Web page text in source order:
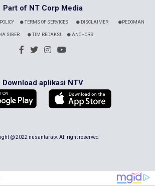
Part of NT Corp Media
TERMS OF SERVICES DISCLAIMER PEDOMAN
SIBER TIM REDAKSI ANCHORS
Download aplikasi NTV
@ 2022 nusantaratv. All right reserved